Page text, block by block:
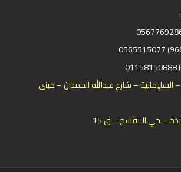
– شارع عبدالله الحمدان – مبنى
– حي البنفسج – ق 15